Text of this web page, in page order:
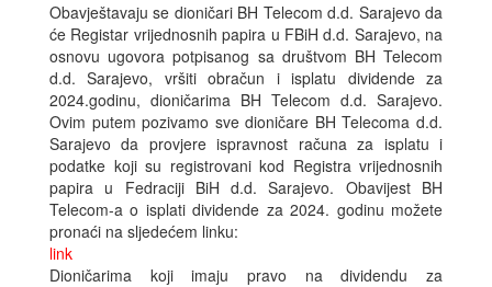
Obavještavaju se dioničari BH Telecom d.d. Sarajevo da
će Registar vrijednosnih papira u FBiH d.d. Sarajevo, na
osnovu ugovora potpisanog sa društvom BH Telecom
d.d. Sarajevo, vršiti obračun i isplatu dividende za
2024.godinu, dioničarima BH Telecom d.d. Sarajevo.
Ovim putem pozivamo sve dioničare BH Telecoma d.d.
Sarajevo da provjere ispravnost računa za isplatu i
podatke koji su registrovani kod Registra vrijednosnih
papira u Fedraciji BiH d.d. Sarajevo. Obavijest BH
Telecom-a o isplati dividende za 2024. godinu možete
pronaći na sljedećem linku:
link
Dioničarima koji imaju pravo na dividendu za